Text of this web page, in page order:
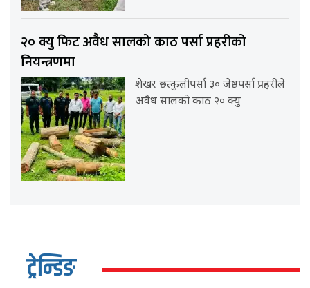
२० क्यु फिट अवैध सालको काठ पर्सा प्रहरीको
नियन्त्रणमा
शेखर छत्कुलीपर्सा ३० जेष्ठपर्सा प्रहरीले
अवैध सालको काठ २० क्यु
ट्रेन्डिङ